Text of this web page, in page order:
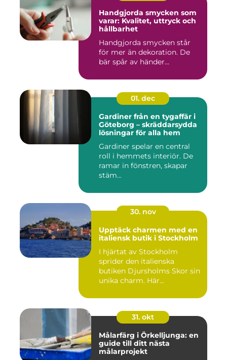
Handgjorda smycken som
varar: Kvalitet, uttryck och
hållbarhet
Handgjorda smycken står
för mer än dekoration. De
bär spår av händer...
01. dec
Gardiner från en tygaffär i
Göteborg – skräddarsydda
lösningar för alla hem
Gardiner spelar en central
roll i hemmets interiör. De
ramar in fönstren, skapar
stäm...
30. nov
Upptäck charmen med en
italiensk butik i Stockholm
I hjärtat av Stockholm
sprider den italienska
butiken Djursholms Skor sin
unika charm. Här...
31. okt
Målarfärg i Örkelljunga: en
guide till ditt nästa
målarprojekt